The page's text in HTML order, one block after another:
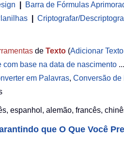
Barra de Fórmulas
Criptografar/
de Texto (Adicionar Texto
com base na data de nascimento
em Palavras, Conversão de
espanhol, alemão, francês,
que O Que Você